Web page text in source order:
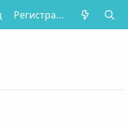
Регистрация